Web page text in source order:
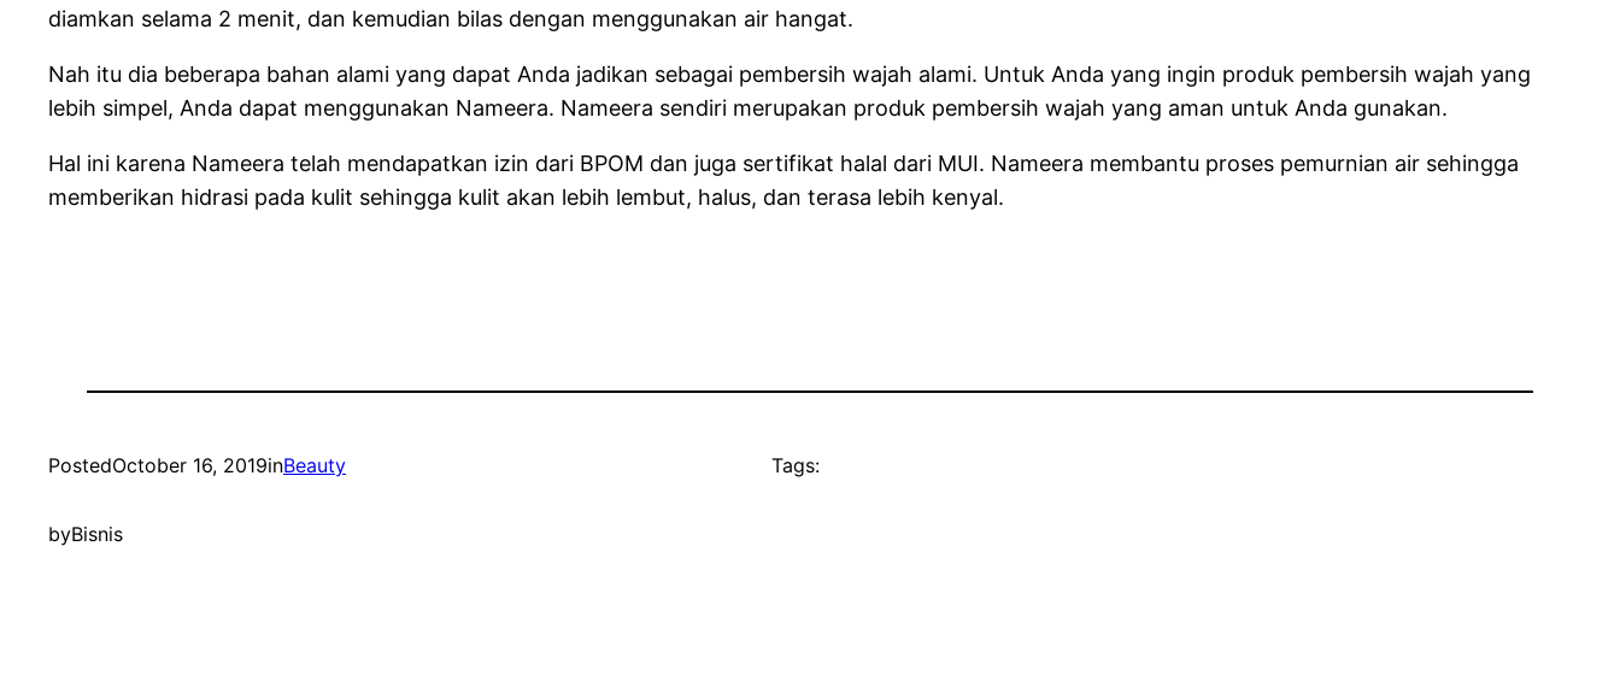
diamkan selama 2 menit, dan kemudian bilas dengan menggunakan air hangat.
Nah itu dia beberapa bahan alami yang dapat Anda jadikan sebagai pembersih wajah alami. Untuk Anda yang ingin produk pembersih wajah yang
lebih simpel, Anda dapat menggunakan Nameera. Nameera sendiri merupakan produk pembersih wajah yang aman untuk Anda gunakan.
Hal ini karena Nameera telah mendapatkan izin dari BPOM dan juga sertifikat halal dari MUI. Nameera membantu proses pemurnian air sehingga
memberikan hidrasi pada kulit sehingga kulit akan lebih lembut, halus, dan terasa lebih kenyal.
PostedOctober 16, 2019inBeauty
byBisnis
Tags: